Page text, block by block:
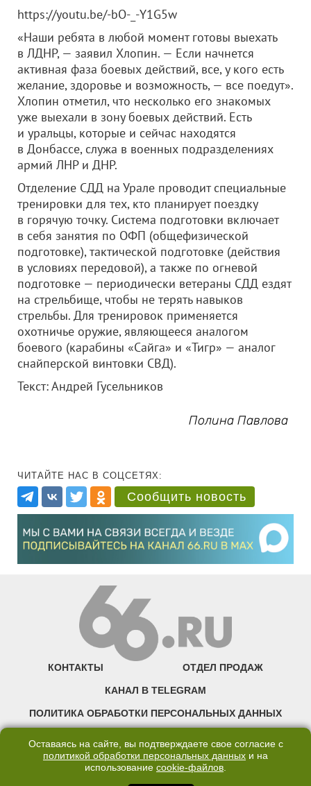
https://youtu.be/-bO-_-Y1G5w
«Наши ребята в любой момент готовы выехать
в ЛДНР, — заявил Хлопин. — Если начнется
активная фаза боевых действий, все, у кого есть
желание, здоровье и возможность, — все поедут».
Хлопин отметил, что несколько его знакомых
уже выехали в зону боевых действий. Есть
и уральцы, которые и сейчас находятся
в Донбассе, служа в военных подразделениях
армий ЛНР и ДНР.
Отделение СДД на Урале проводит специальные
тренировки для тех, кто планирует поездку
в горячую точку. Система подготовки включает
в себя занятия по ОФП (общефизической
подготовке), тактической подготовке (действия
в условиях передовой), а также по огневой
подготовке — периодически ветераны СДД ездят
на стрельбище, чтобы не терять навыков
стрельбы. Для тренировок применяется
охотничье оружие, являющееся аналогом
боевого (карабины «Сайга» и «Тигр» — аналог
снайперской винтовки СВД).
Текст: Андрей Гусельников
Полина Павлова
ЧИТАЙТЕ НАС В СОЦСЕТЯХ:
Сообщить новость
КОНТАКТЫ ОТДЕЛ ПРОДАЖ
КАНАЛ В TELEGRAM
ПОЛИТИКА ОБРАБОТКИ ПЕРСОНАЛЬНЫХ ДАННЫХ
©2007—2025 66.RU. Воспроизведение, сообщение, доведение до всеобщего
Оставаясь на сайте, вы подтверждаете свое согласие с
политикой обработки персональных данных и на
использование cookie-файлов.